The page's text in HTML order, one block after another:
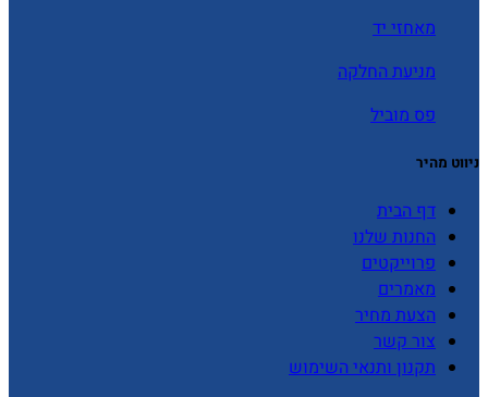
מאחזי יד
מניעת החלקה
פס מוביל
ניווט מהיר
דף הבית
החנות שלנו
פרוייקטים
מאמרים
הצעת מחיר
צור קשר
תקנון ותנאי השימוש